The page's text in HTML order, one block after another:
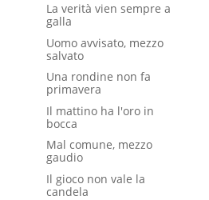
La verità vien sempre a
galla
Uomo avvisato, mezzo
salvato
Una rondine non fa
primavera
Il mattino ha l'oro in
bocca
Mal comune, mezzo
gaudio
Il gioco non vale la
candela